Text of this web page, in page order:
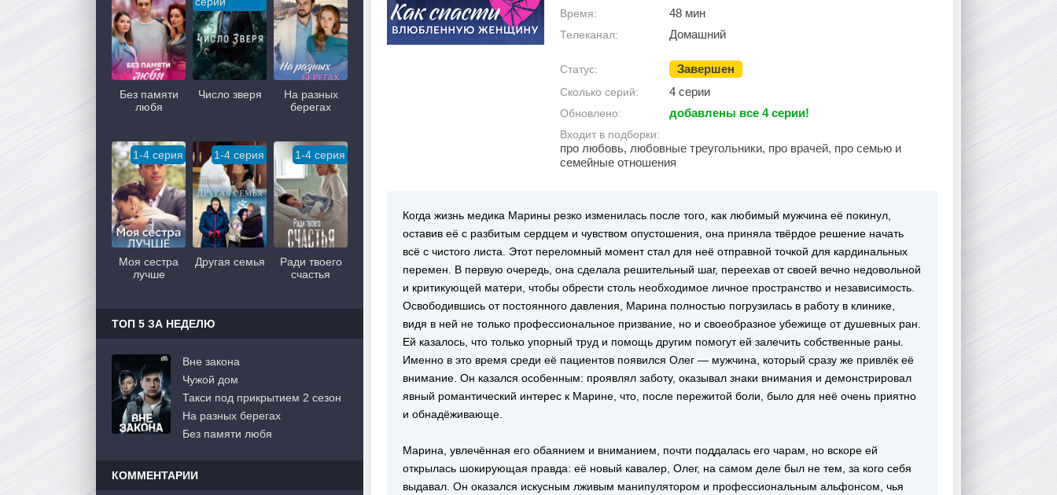
Время: 48 мин
Телеканал: Домашний
Статус: Завершен
Сколько серий: 4 серии
Обновлено: добавлены все 4 серии!
Входит в подборки:
про любовь, любовные треугольники, про врачей, про семью и
семейные отношения
Когда жизнь медика Марины резко изменилась после того, как любимый мужчина её покинул,
оставив её с разбитым сердцем и чувством опустошения, она приняла твёрдое решение начать
всё с чистого листа. Этот переломный момент стал для неё отправной точкой для кардинальных
перемен. В первую очередь, она сделала решительный шаг, переехав от своей вечно недовольной
и критикующей матери, чтобы обрести столь необходимое личное пространство и независимость.
Освободившись от постоянного давления, Марина полностью погрузилась в работу в клинике,
видя в ней не только профессиональное призвание, но и своеобразное убежище от душевных ран.
Ей казалось, что только упорный труд и помощь другим помогут ей залечить собственные раны.
Именно в это время среди её пациентов появился Олег — мужчина, который сразу же привлёк её
внимание. Он казался особенным: проявлял заботу, оказывал знаки внимания и демонстрировал
явный романтический интерес к Марине, что, после пережитой боли, было для неё очень приятно
и обнадёживающе.
Марина, увлечённая его обаянием и вниманием, почти поддалась его чарам, но вскоре ей
открылась шокирующая правда: её новый кавалер, Олег, на самом деле был не тем, за кого себя
выдавал. Он оказался искусным лживым манипулятором и профессиональным альфонсом, чья
Без памяти
любя
Число зверя
На разных
берегах
1-4 серия
Моя сестра
лучше
1-4 серия
Другая семья
1-4 серия
Ради твоего
счастья
ТОП 5 ЗА НЕДЕЛЮ
Вне закона
Чужой дом
Такси под прикрытием 2 сезон
На разных берегах
Без памяти любя
КОММЕНТАРИИ